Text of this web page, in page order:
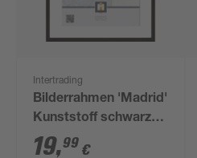
Intertrading
Bilderrahmen 'Madrid'
Kunststoff schwarz
40 x 50 cm
19,99 €